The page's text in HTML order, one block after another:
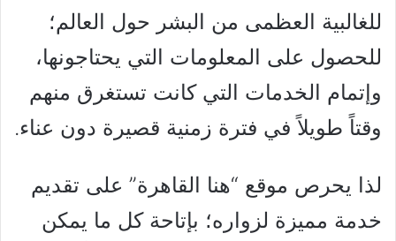
للغالبية العظمى من البشر حول العالم؛
للحصول على المعلومات التي يحتاجونها،
وإتمام الخدمات التي كانت تستغرق منهم
وقتاً طويلاً في فترة زمنية قصيرة دون عناء.
لذا يحرص موقع “هنا القاهرة” على تقديم
خدمة مميزة لزواره؛ بإتاحة كل ما يمكن